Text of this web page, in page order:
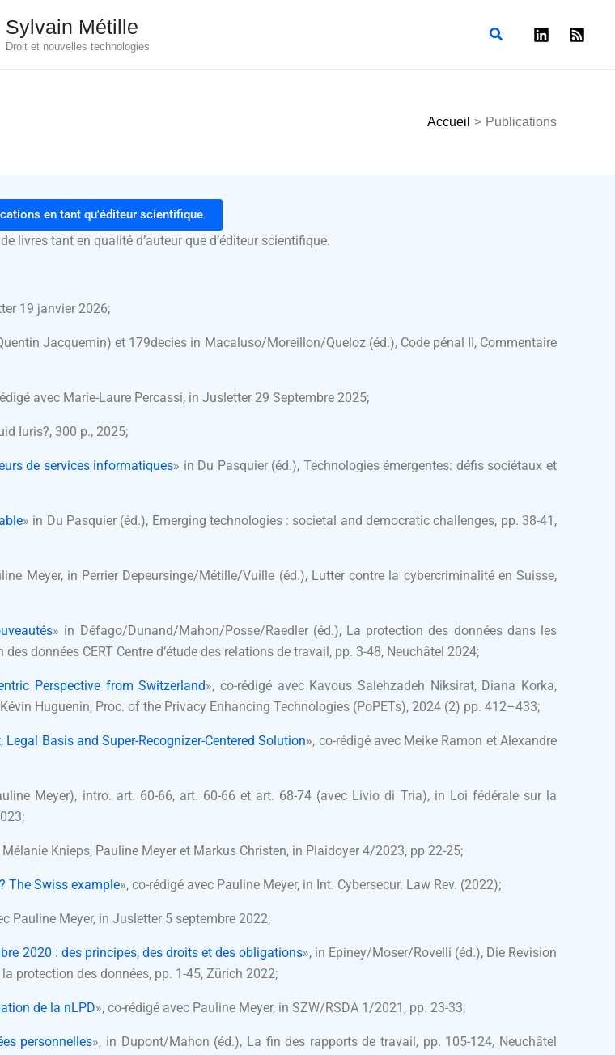
Sylvain Métille
Droit et nouvelles technologies
Rechercher
Accueil Publications
en tant qu'éditeur scientifique
livres tant en qualité d’auteur que d’éditeur scientifique.
19 janvier 2026;
Jacquemin) et 179decies in Macaluso/Moreillon/Queloz (éd.), Code pénal II, Commentaire
avec Marie-Laure Percassi, in Jusletter 29 Septembre 2025;
Iuris?, 300 p., 2025;
de services informatiques» in Du Pasquier (éd.), Technologies émergentes: défis sociétaux et
» in Du Pasquier (éd.), Emerging technologies : societal and democratic challenges, pp. 38-41,
Meyer, in Perrier Depeursinge/Métille/Vuille (éd.), Lutter contre la cybercriminalité en Suisse,
» in Défago/Dunand/Mahon/Posse/Raedler (éd.), La protection des données dans les
données CERT Centre d’étude des relations de travail, pp. 3-48, Neuchâtel 2024;
Perspective from Switzerland», co-rédigé avec Kavous Salehzadeh Niksirat, Diana Korka,
Huguenin, Proc. of the Privacy Enhancing Technologies (PoPETs), 2024 (2) pp. 412–433;
Basis and Super-Recognizer-Centered Solution», co-rédigé avec Meike Ramon et Alexandre
Meyer), intro. art. 60-66, art. 60-66 et art. 68-74 (avec Livio di Tria), in Loi fédérale sur la
Mélanie Knieps, Pauline Meyer et Markus Christen, in Plaidoyer 4/2023, pp 22-25;
The Swiss example», co-rédigé avec Pauline Meyer, in Int. Cybersecur. Law Rev. (2022);
Pauline Meyer, in Jusletter 5 septembre 2022;
2020 : des principes, des droits et des obligations», in Epiney/Moser/Rovelli (éd.), Die Revision
protection des données, pp. 1-45, Zürich 2022;
de la nLPD», co-rédigé avec Pauline Meyer, in SZW/RSDA 1/2021, pp. 23-33;
personnelles», in Dupont/Mahon (éd.), La fin des rapports de travail, pp. 105-124, Neuchâtel